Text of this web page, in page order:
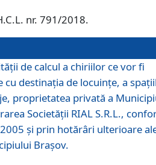
nr. 791/2018.
de calcul a chiriilor ce vor fi
cu destinaţia de locuinţe, a
proprietatea privată a
Societăţii RIAL S.R.L.,
și prin hotărâri ulterioare
Braşov.